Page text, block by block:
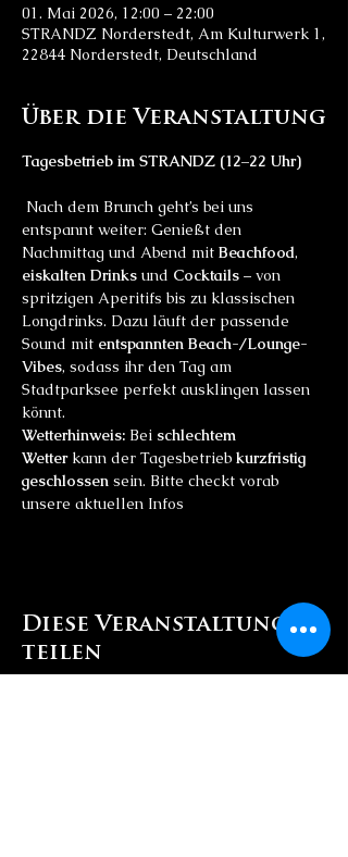
01. Mai 2026, 12:00 – 22:00
STRANDZ Norderstedt, Am Kulturwerk 1,
22844 Norderstedt, Deutschland
Über die Veranstaltung
Tagesbetrieb im STRANDZ (12–22 Uhr)
entspannt weiter: Genießt den
Nachmittag und Abend mit Beachfood,
eiskalten Drinks und Cocktails – von
spritzigen Aperitifs bis zu klassischen
Longdrinks. Dazu läuft der passende
Sound mit entspannten Beach-/Lounge-
Vibes, sodass ihr den Tag am
Stadtparksee perfekt ausklingen lassen
könnt.
Wetterhinweis: Bei schlechtem
Wetter kann der Tagesbetrieb kurzfristig
geschlossen sein. Bitte checkt vorab
unsere aktuellen Infos
Diese Veranstaltung
teilen